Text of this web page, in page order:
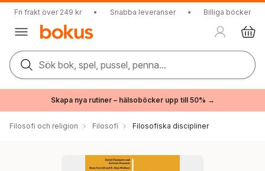
Fri frakt över 249 kr • Snabba leveranser • Billiga böcker
Sök bok, spel, pussel, penna...
Skapa nya rutiner – hälsoböcker upp till 50% →
Filosofi och religion Filosofi Filosofiska discipliner